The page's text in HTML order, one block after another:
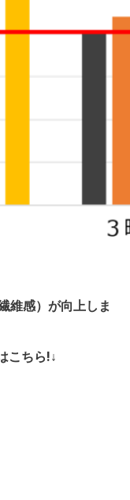
維感）が向上しま
こちら!↓